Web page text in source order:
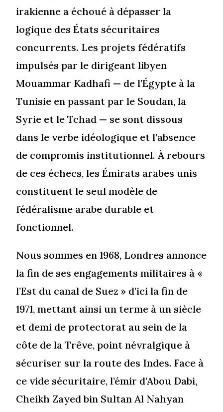
irakienne a échoué à dépasser la
logique des États sécuritaires
concurrents. Les projets fédératifs
impulsés par le dirigeant libyen
Mouammar Kadhafi — de l’Égypte à la
Tunisie en passant par le Soudan, la
Syrie et le Tchad — se sont dissous
dans le verbe idéologique et l’absence
de compromis institutionnel. À rebours
de ces échecs, les Émirats arabes unis
constituent le seul modèle de
fédéralisme arabe durable et
fonctionnel.
Nous sommes en 1968, Londres annonce
la fin de ses engagements militaires à «
l’Est du canal de Suez » d’ici la fin de
1971, mettant ainsi un terme à un siècle
et demi de protectorat au sein de la
côte de la Trêve, point névralgique à
sécuriser sur la route des Indes. Face à
ce vide sécuritaire, l’émir d’Abou Dabi,
Cheikh Zayed bin Sultan Al Nahyan